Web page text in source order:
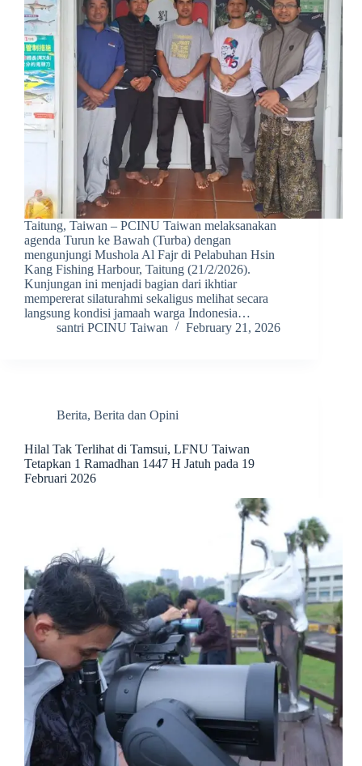
Taitung, Taiwan – PCINU Taiwan melaksanakan
agenda Turun ke Bawah (Turba) dengan
mengunjungi Mushola Al Fajr di Pelabuhan Hsin
Kang Fishing Harbour, Taitung (21/2/2026).
Kunjungan ini menjadi bagian dari ikhtiar
mempererat silaturahmi sekaligus melihat secara
langsung kondisi jamaah warga Indonesia…
santri PCINU Taiwan
February 21, 2026
Berita, Berita dan Opini
Hilal Tak Terlihat di Tamsui, LFNU Taiwan
Tetapkan 1 Ramadhan 1447 H Jatuh pada 19
Februari 2026